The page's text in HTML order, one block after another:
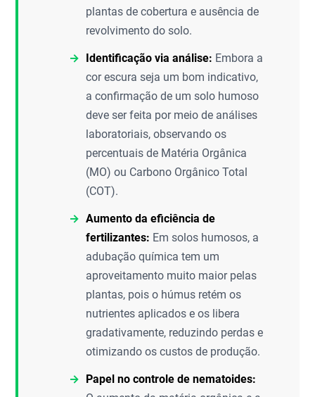
plantas de cobertura e ausência de
revolvimento do solo.
Identificação via análise: Embora a
cor escura seja um bom indicativo,
a confirmação de um solo humoso
deve ser feita por meio de análises
laboratoriais, observando os
percentuais de Matéria Orgânica
(MO) ou Carbono Orgânico Total
(COT).
Aumento da eficiência de
fertilizantes: Em solos humosos, a
adubação química tem um
aproveitamento muito maior pelas
plantas, pois o húmus retém os
nutrientes aplicados e os libera
gradativamente, reduzindo perdas e
otimizando os custos de produção.
Papel no controle de nematoides: